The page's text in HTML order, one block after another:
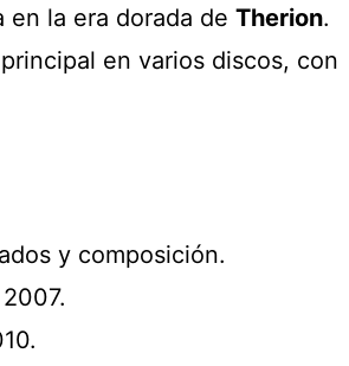
en la era dorada de Therion.
en varios discos, con
y composición.